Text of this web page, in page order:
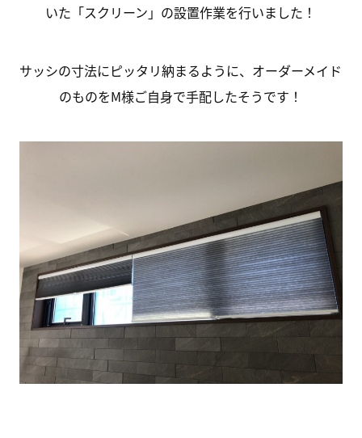
いた「スクリーン」の設置作業を行いました！
サッシの寸法にピッタリ納まるように、オーダーメイド
のものをM様ご自身で手配したそうです！